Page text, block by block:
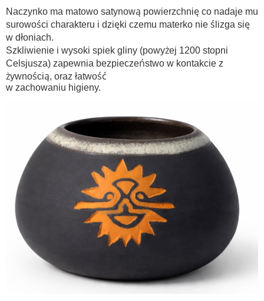
Naczynko ma matowo satynową powierzchnię co nadaje mu
surowości charakteru i dzięki czemu materko nie ślizga się
w dłoniach.
Szkliwienie i wysoki spiek gliny (powyżej 1200 stopni
Celsjusza) zapewnia bezpieczeństwo w kontakcie z
żywnością, oraz łatwość
w zachowaniu higieny.